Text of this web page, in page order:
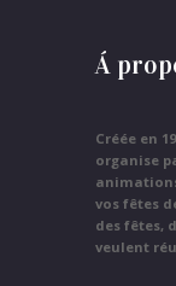
Á
Créée en
organise
vos fêtes
des fêtes,
veulent